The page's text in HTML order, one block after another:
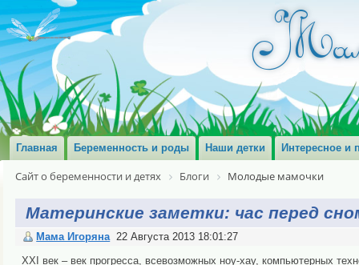
Главная Беременность и роды Наши детки Интересное и
Сайт о беременности и детях Блоги Молодые мамочки
Материнские заметки: час перед
Мама Игоряна 22 Августа 2013 18:01:27
XXI век – век прогресса, всевозможных ноу-хау, компьютерных